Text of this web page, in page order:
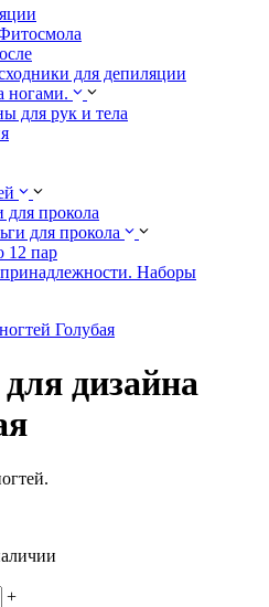
для депиляции
ногами.
для рук и тела
для прокола
для прокола
12 пар
Наборы
дизайна
+